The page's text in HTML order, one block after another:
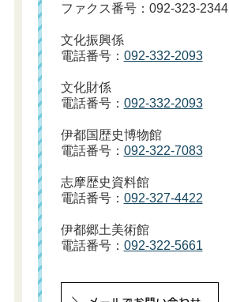
ファクス番号：092-323-2344
文化振興係
電話番号： 092-332-2093
文化財係
電話番号： 092-332-2093
伊都国歴史博物館
電話番号： 092-322-7083
志摩歴史資料館
電話番号： 092-327-4422
伊都郷土美術館
電話番号： 092-322-5661